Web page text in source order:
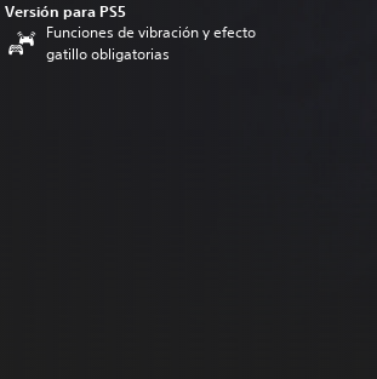
Versión para PS5
Funciones de vibración y efecto
gatillo obligatorias